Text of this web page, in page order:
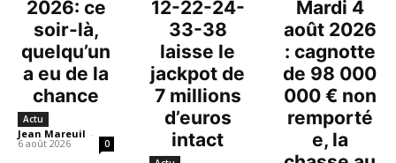
2026: ce
soir-là,
quelqu’un
a eu de la
chance
Actu
Jean Mareuil -
6 août 2026 0
12-22-24-
33-38
laisse le
jackpot de
7 millions
d’euros
intact
Mardi 4
août 2026
: cagnotte
de 98 000
000 € non
remporté
e, la